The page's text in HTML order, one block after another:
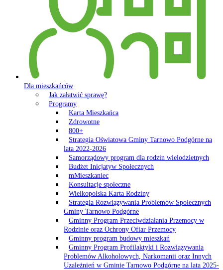
Dla mieszkańców
Jak załatwić sprawę?
Programy
Karta Mieszkańca
Zdrowotne
800+
Strategia Oświatowa Gminy Tarnowo Podgórne na
lata 2022-2026
Samorządowy program dla rodzin wielodzietnych
Budżet Inicjatyw Społecznych
mMieszkaniec
Konsultacje społeczne
Wielkopolska Karta Rodziny
Strategia Rozwiązywania Problemów Społecznych
Gminy Tarnowo Podgórne
Gminny Program Przeciwdziałania Przemocy w
Rodzinie oraz Ochrony Ofiar Przemocy
Gminny program budowy mieszkań
Gminny Program Profilaktyki i Rozwiązywania
Problemów Alkoholowych, Narkomanii oraz Innych
Uzależnień w Gminie Tarnowo Podgórne na lata 2025-